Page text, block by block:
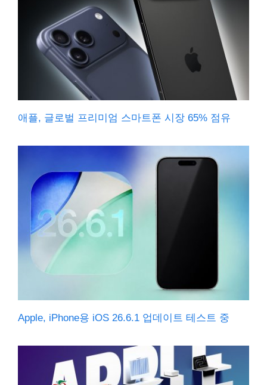
애플, 글로벌 프리미엄 스마트폰 시장 65% 점유
Apple, iPhone용 iOS 26.6.1 업데이트 테스트 중